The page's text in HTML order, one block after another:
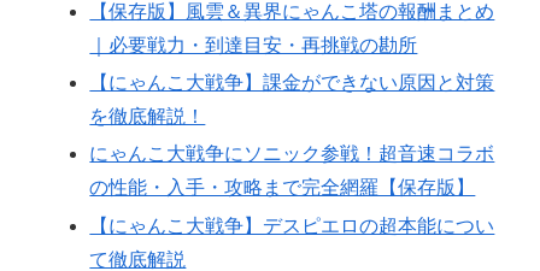
【保存版】風雲＆異界にゃんこ塔の報酬まとめ
｜必要戦力・到達目安・再挑戦の勘所
【にゃんこ大戦争】課金ができない原因と対策
を徹底解説！
にゃんこ大戦争にソニック参戦！超音速コラボ
の性能・入手・攻略まで完全網羅【保存版】
【にゃんこ大戦争】デスピエロの超本能につい
て徹底解説